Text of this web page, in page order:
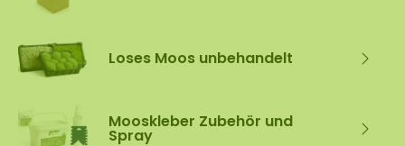
Loses Moos unbehandelt
Mooskleber Zubehör und
Spray